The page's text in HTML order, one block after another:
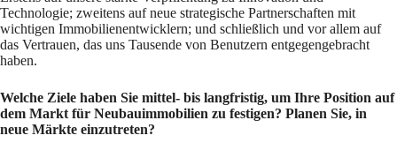
Technologie; zweitens auf neue strategische Partnerschaften mit
wichtigen Immobilienentwicklern; und schließlich und vor allem auf
das Vertrauen, das uns Tausende von Benutzern entgegengebracht
haben.
Welche Ziele haben Sie mittel- bis langfristig, um Ihre Position auf
dem Markt für Neubauimmobilien zu festigen? Planen Sie, in
neue Märkte einzutreten?